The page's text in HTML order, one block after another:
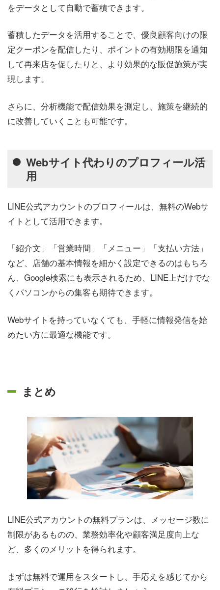
をデータとして自動で蓄積できます。
蓄積したデータを活用することで、優良顧客向けの限
定クーポンを配信したり、ポイントの有効期限を通知
して再来店を促したりと、より効果的な販促施策が実
現します。
さらに、分析機能で配信効果を測定し、施策を継続的
に改善していくことも可能です。
Webサイト代わりのプロフィール活
用
LINE公式アカウントのプロフィールは、無料のWebサ
イトとして活用できます。
「紹介文」「営業時間」「メニュー」「支払い方法」
など、店舗の基本情報を細かく設定できるのはもちろ
ん、Google検索にも表示されるため、LINE上だけでな
くパソコンからの集客も期待できます。
Webサイトを持っていなくても、手軽に情報発信を始
めたい方に最適な機能です。
まとめ
LINE公式アカウントの無料プランは、メッセージ数に
制限があるものの、業務効率化や顧客満足度向上な
ど、多くのメリットを得られます。
まずは無料で運用をスタートし、手応えを感じてから